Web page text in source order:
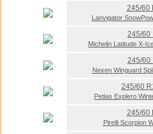
245/60
Lanvigator
245/60
Michelin Latitude X-
245/60
Nexen Winguard
245/60
Petlas Explero
245/60
Pirelli Scorpion